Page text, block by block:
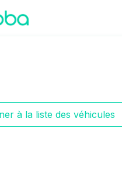
à la liste des véhicules